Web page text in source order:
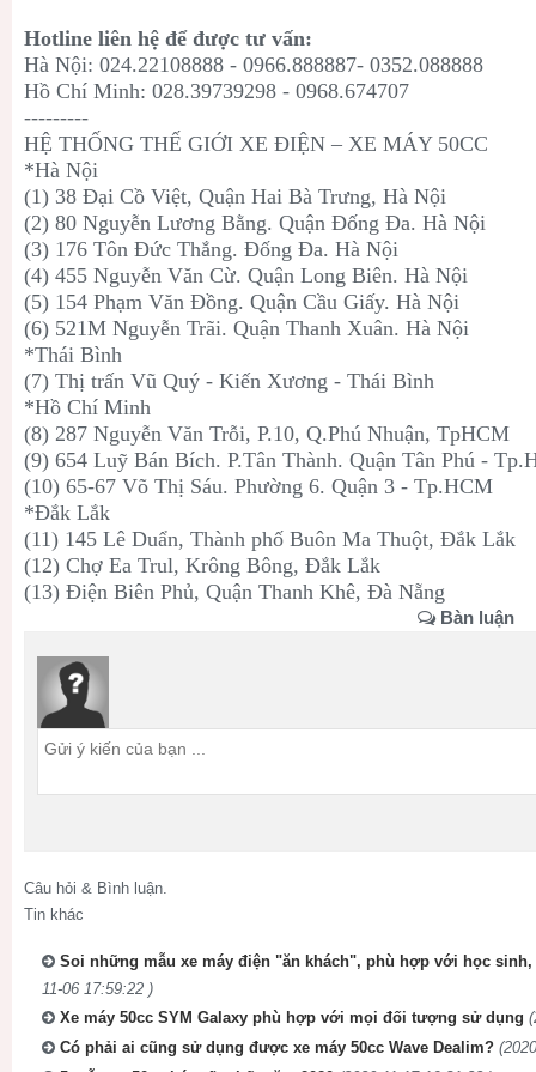
Hotline liên hệ để được tư vấn:
Hà Nội: 024.22108888 - 0966.888887- 0352.088888
Hồ Chí Minh: 028.39739298 - 0968.674707
---------
HỆ THỐNG THẾ GIỚI XE ĐIỆN – XE MÁY 50CC
*Hà Nội
(1) 38 Đại Cồ Việt, Quận Hai Bà Trưng, Hà Nội
(2) 80 Nguyễn Lương Bằng. Quận Đống Đa. Hà Nội
(3) 176 Tôn Đức Thắng. Đống Đa. Hà Nội
(4) 455 Nguyễn Văn Cừ. Quận Long Biên. Hà Nội
(5) 154 Phạm Văn Đồng. Quận Cầu Giấy. Hà Nội
(6) 521M Nguyễn Trãi. Quận Thanh Xuân. Hà Nội
*Thái Bình
(7) Thị trấn Vũ Quý - Kiến Xương - Thái Bình
*Hồ Chí Minh
(8) 287 Nguyễn Văn Trỗi, P.10, Q.Phú Nhuận, TpHCM
(9) 654 Luỹ Bán Bích. P.Tân Thành. Quận Tân Phú -
(10) 65-67 Võ Thị Sáu. Phường 6. Quận 3 - Tp.HCM
*Đắk Lắk
(11) 145 Lê Duẩn, Thành phố Buôn Ma Thuột, Đắk Lắk
(12) Chợ Ea Trul, Krông Bông, Đắk Lắk
(13) Điện Biên Phủ, Quận Thanh Khê, Đà Nẵng
Bàn luận
Câu hỏi & Bình luận.
Tin khác
Soi những mẫu xe máy điện "ăn khách", phù hợp với học
11-06 17:59:22 )
Xe máy 50cc SYM Galaxy phù hợp với mọi đối tượng sử dụng
Có phải ai cũng sử dụng được xe máy 50cc Wave Dealim?